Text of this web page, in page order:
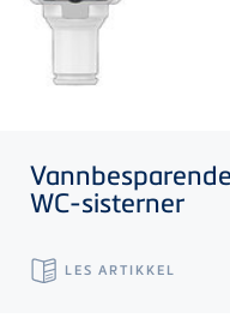
WC-sisterner
LES ARTIKKEL